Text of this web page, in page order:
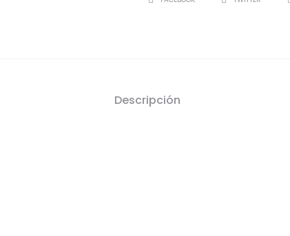
Descripción